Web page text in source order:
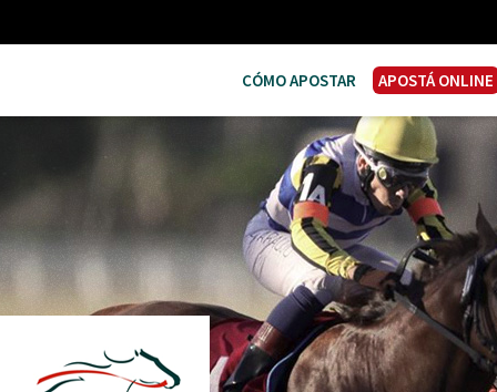
CÓMO APOSTAR APOSTÁ ONLINE